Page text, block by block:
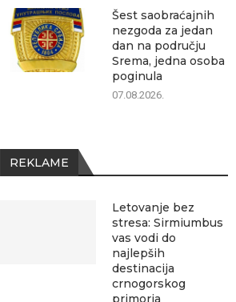
Šest saobraćajnih
nezgoda za jedan
dan na području
Srema, jedna osoba
poginula
07.08.2026.
REKLAME
Letovanje bez
stresa: Sirmiumbus
vas vodi do
najlepših
destinacija
crnogorskog
primorja